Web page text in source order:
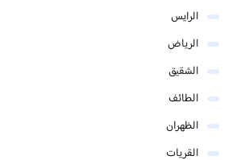
الرايس
الرياض
الشقيق
الطائف
الظهران
القريات